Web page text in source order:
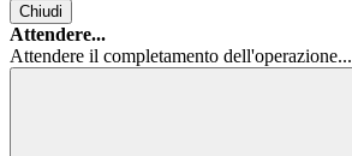
Chiudi
Attendere...
Attendere il completamento dell'operazione...